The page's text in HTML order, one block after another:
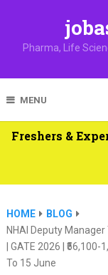
Pharma, Life
MENU
Freshers &
HOME
BLOG
NHAI Deputy
| GATE 2026 |
To 15 June